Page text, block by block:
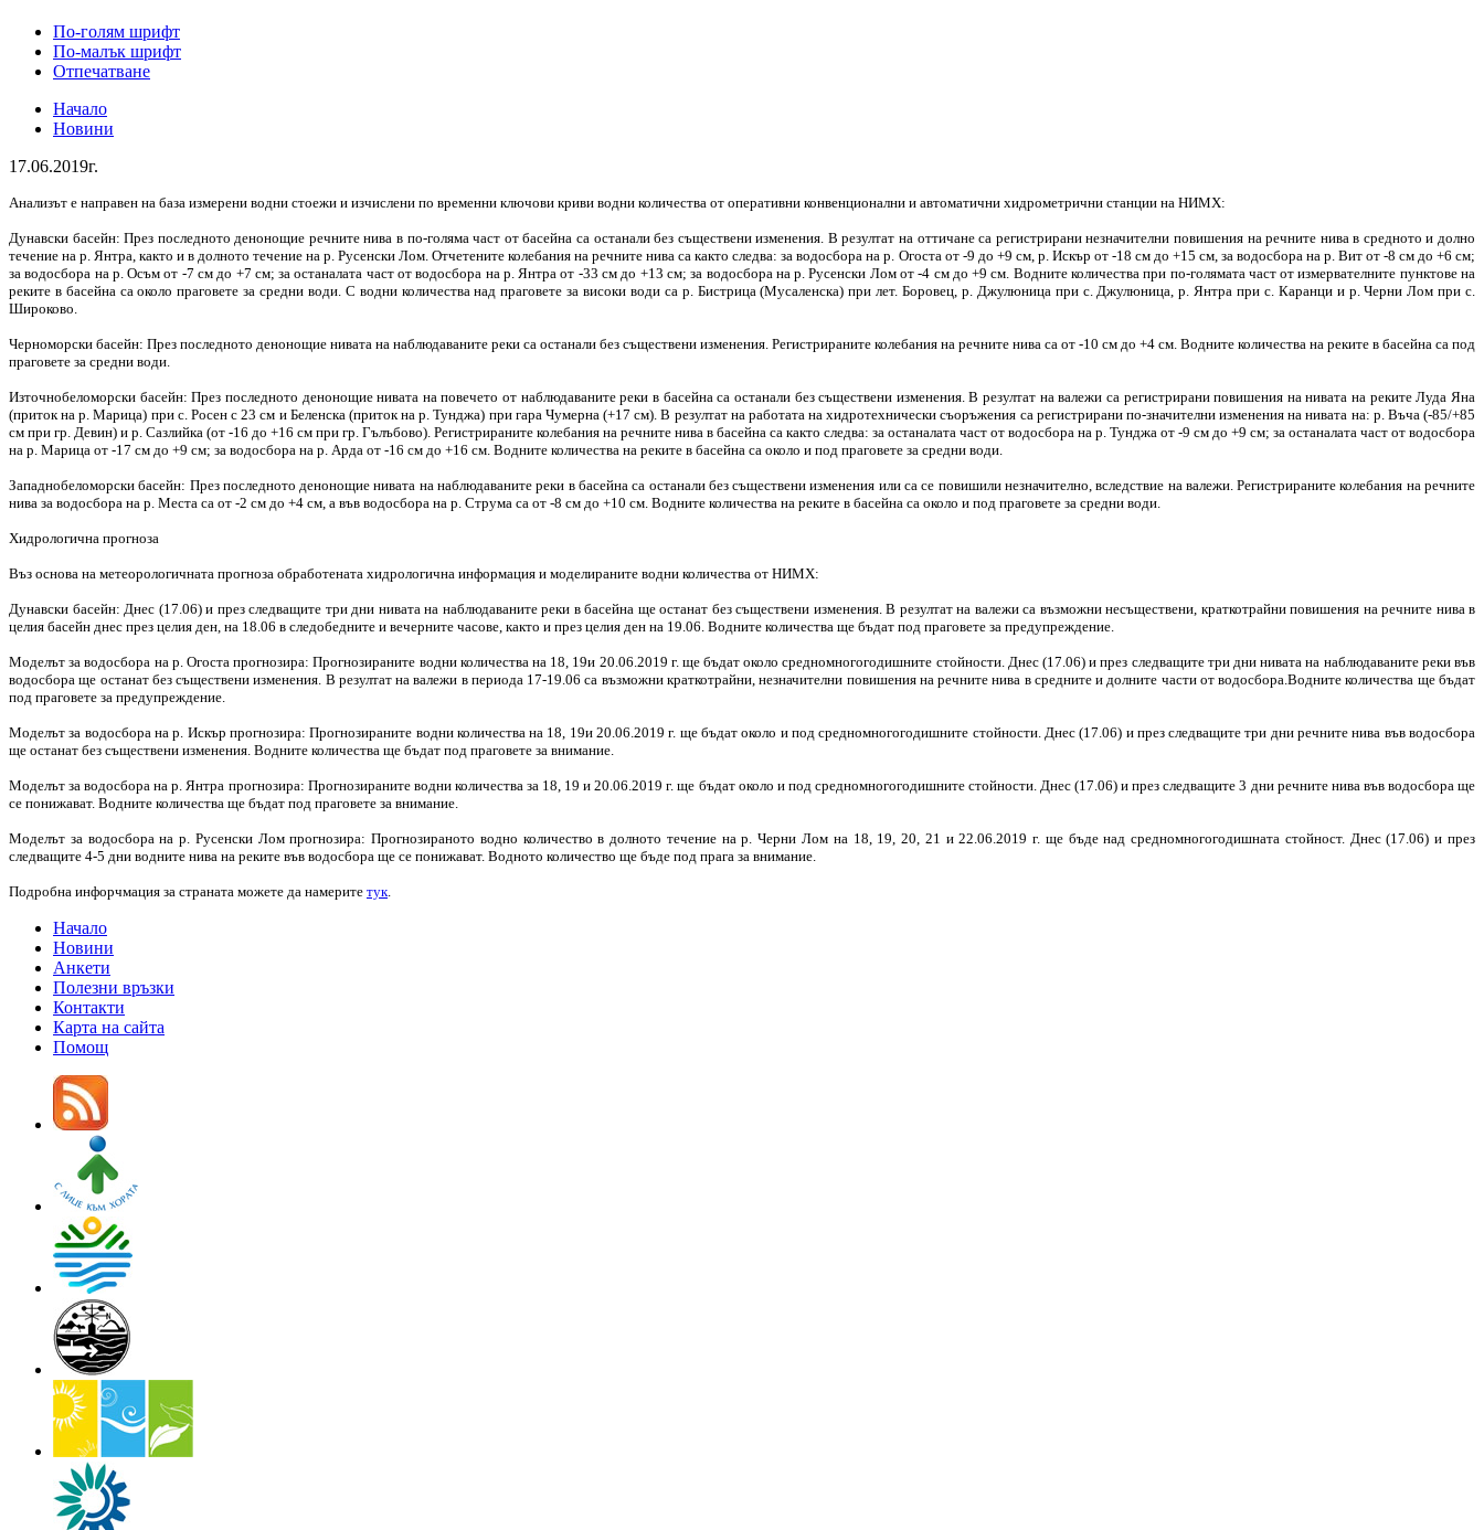
По-голям шрифт
По-малък шрифт
Отпечатване
Начало
Новини
17.06.2019г.
Анализът е направен на база измерени водни стоежи и изчислени по временни ключови криви водни количества от оперативни конвенционални и автоматични хидрометрични станции на НИМХ:
Дунавски басейн: През последното денонощие речните нива в по-голяма част от басейна са останали без съществени изменения. В резултат на оттичане са регистрирани незначителни повишения на речните нива в средното и долно
течение на р. Янтра, както и в долното течение на р. Русенски Лом. Отчетените колебания на речните нива са както следва: за водосбора на р. Огоста от -9 до +9 см, р. Искър от -18 см до +15 см, за водосбора на р. Вит от -8 см до +6 см;
за водосбора на р. Осъм от -7 см до +7 см; за останалата част от водосбора на р. Янтра от -33 см до +13 см; за водосбора на р. Русенски Лом от -4 см до +9 см. Водните количества при по-голямата част от измервателните пунктове на
реките в басейна са около праговете за средни води. С водни количества над праговете за високи води са р. Бистрица (Мусаленска) при лет. Боровец, р. Джулюница при с. Джулюница, р. Янтра при с. Каранци и р. Черни Лом при с.
Широково.
Черноморски басейн: През последното денонощие нивата на наблюдаваните реки са останали без съществени изменения. Регистрираните колебания на речните нива са от -10 см до +4 см. Водните количества на реките в басейна са под
праговете за средни води.
Източнобеломорски басейн: През последното денонощие нивата на повечето от наблюдаваните реки в басейна са останали без съществени изменения. В резултат на валежи са регистрирани повишения на нивата на реките Луда Яна
(приток на р. Марица) при с. Росен с 23 см и Беленска (приток на р. Тунджа) при гара Чумерна (+17 см). В резултат на работата на хидротехнически съоръжения са регистрирани по-значителни изменения на нивата на: р. Въча (-85/+85
см при гр. Девин) и р. Сазлийка (от -16 до +16 см при гр. Гълъбово). Регистрираните колебания на речните нива в басейна са както следва: за останалата част от водосбора на р. Тунджа от -9 см до +9 см; за останалата част от водосбора
на р. Марица от -17 см до +9 см; за водосбора на р. Арда от -16 см до +16 см. Водните количества на реките в басейна са около и под праговете за средни води.
Западнобеломорски басейн: През последното денонощие нивата на наблюдаваните реки в басейна са останали без съществени изменения или са се повишили незначително, вследствие на валежи. Регистрираните колебания на речните
нива за водосбора на р. Места са от -2 см до +4 см, а във водосбора на р. Струма са от -8 см до +10 см. Водните количества на реките в басейна са около и под праговете за средни води.
Хидрологична прогноза
Въз основа на метеорологичната прогноза обработената хидрологична информация и моделираните водни количества от НИМХ:
Дунавски басейн: Днес (17.06) и през следващите три дни нивата на наблюдаваните реки в басейна ще останат без съществени изменения. В резултат на валежи са възможни несъществени, краткотрайни повишения на речните нива в
целия басейн днес през целия ден, на 18.06 в следобедните и вечерните часове, както и през целия ден на 19.06. Водните количества ще бъдат под праговете за предупреждение.
Моделът за водосбора на р. Огоста прогнозира: Прогнозираните водни количества на 18, 19и 20.06.2019 г. ще бъдат около средномногогодишните стойности. Днес (17.06) и през следващите три дни нивата на наблюдаваните реки във
водосбора ще останат без съществени изменения. В резултат на валежи в периода 17-19.06 са възможни краткотрайни, незначителни повишения на речните нива в средните и долните части от водосбора.Водните количества ще бъдат
под праговете за предупреждение.
Моделът за водосбора на р. Искър прогнозира: Прогнозираните водни количества на 18, 19и 20.06.2019 г. ще бъдат около и под средномногогодишните стойности. Днес (17.06) и през следващите три дни речните нива във водосбора
ще останат без съществени изменения. Водните количества ще бъдат под праговете за внимание.
Моделът за водосбора на р. Янтра прогнозира: Прогнозираните водни количества за 18, 19 и 20.06.2019 г. ще бъдат около и под средномногогодишните стойности. Днес (17.06) и през следващите 3 дни речните нива във водосбора ще
се понижават. Водните количества ще бъдат под праговете за внимание.
Моделът за водосбора на р. Русенски Лом прогнозира: Прогнозираното водно количество в долното течение на р. Черни Лом на 18, 19, 20, 21 и 22.06.2019 г. ще бъде над средномногогодишната стойност. Днес (17.06) и през
следващите 4-5 дни водните нива на реките във водосбора ще се понижават. Водното количество ще бъде под прага за внимание.
Подробна инфорчмация за страната можете да намерите тук
Начало
Новини
Анкети
Полезни връзки
Контакти
Карта на сайта
Помощ